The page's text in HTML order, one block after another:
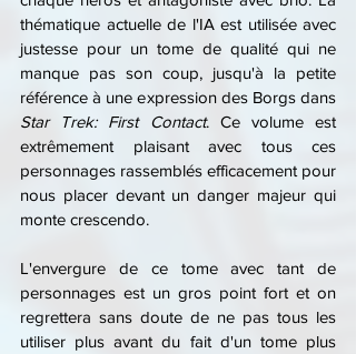
thématique actuelle de l'IA est utilisée avec
justesse pour un tome de qualité qui ne
manque pas son coup, jusqu'à la petite
Star Trek: First Contact. Ce volume est
extrêmement plaisant avec tous ces
personnages rassemblés efficacement pour
nous placer devant un danger majeur qui
monte crescendo.
L'envergure de ce tome avec tant de
personnages est un gros point fort et on
regrettera sans doute de ne pas tous les
utiliser plus avant du fait d'un tome plus